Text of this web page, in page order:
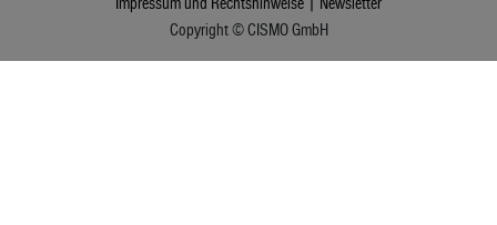
Copyright © CISMO GmbH